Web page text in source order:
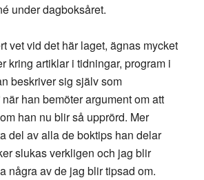
under dagboksåret.
vet vid det här laget, ägnas mycket
kring artiklar i tidningar, program i
beskriver sig själv som
när han bemöter argument om att
han nu blir så upprörd. Mer
del av alla de boktips han delar
slukas verkligen och jag blir
några av de jag blir tipsad om.